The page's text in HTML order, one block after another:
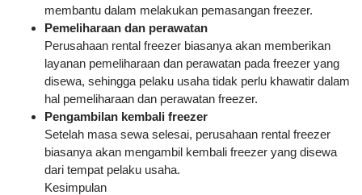
membantu dalam melakukan pemasangan freezer.
Pemeliharaan dan perawatan
Perusahaan rental freezer biasanya akan memberikan
layanan pemeliharaan dan perawatan pada freezer yang
disewa, sehingga pelaku usaha tidak perlu khawatir dalam
hal pemeliharaan dan perawatan freezer.
Pengambilan kembali freezer
Setelah masa sewa selesai, perusahaan rental freezer
biasanya akan mengambil kembali freezer yang disewa
dari tempat pelaku usaha.
Kesimpulan